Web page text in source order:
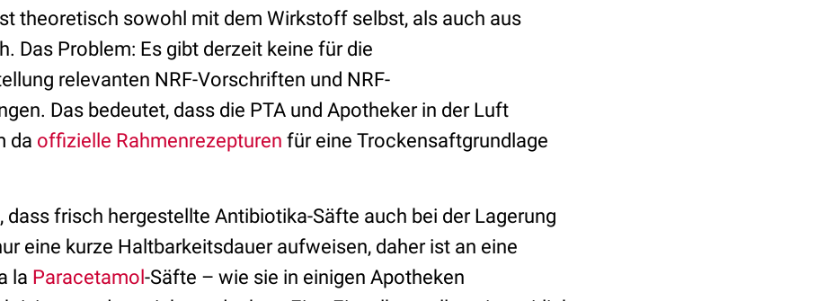
theoretisch sowohl mit dem Wirkstoff selbst, als auch aus
Das Problem: Es gibt derzeit keine für die
relevanten NRF-Vorschriften und NRF-
Das bedeutet, dass die PTA und Apotheker in der Luft
da offizielle Rahmenrezepturen für eine Trockensaftgrundlage
dass frisch hergestellte Antibiotika-Säfte auch bei der Lagerung
eine kurze Haltbarkeitsdauer aufweisen, daher ist an eine
la Paracetamol-Säfte – wie sie in einigen Apotheken